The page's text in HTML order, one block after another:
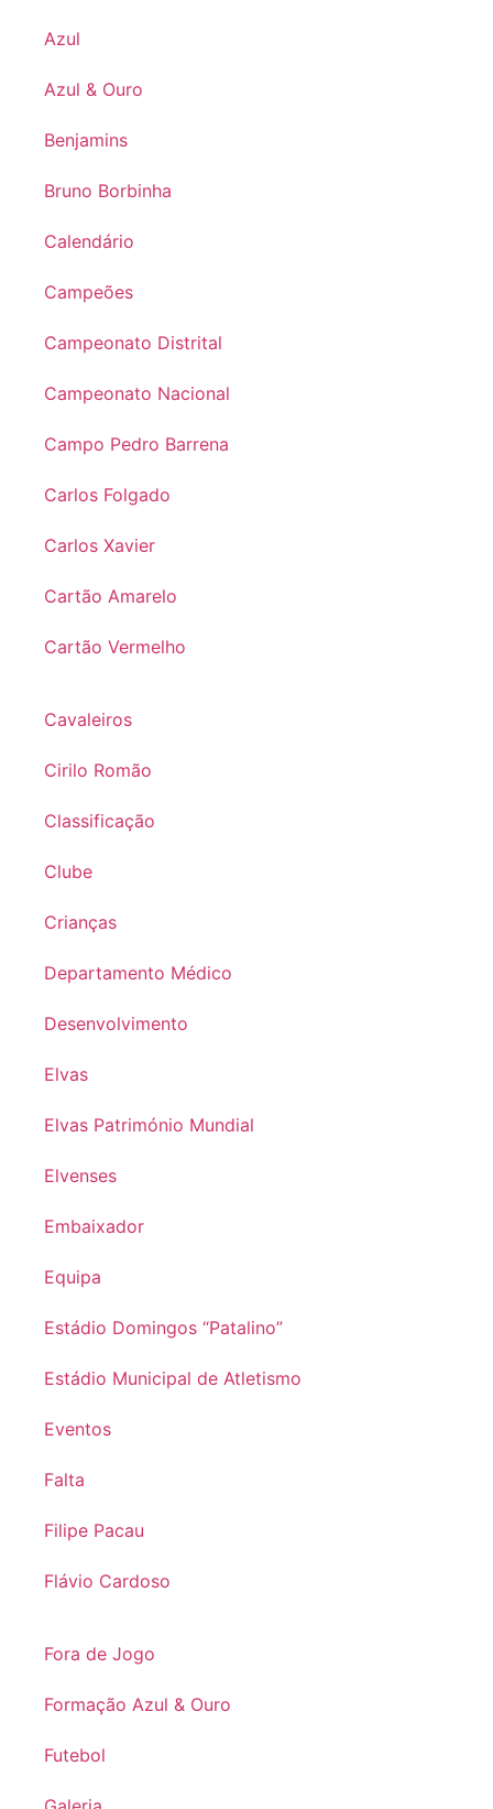
Azul
Azul & Ouro
Benjamins
Bruno Borbinha
Calendário
Campeões
Campeonato Distrital
Campeonato Nacional
Campo Pedro Barrena
Carlos Folgado
Carlos Xavier
Cartão Amarelo
Cartão Vermelho
Cavaleiros
Cirilo Romão
Classificação
Clube
Crianças
Departamento Médico
Desenvolvimento
Elvas
Elvas Património Mundial
Elvenses
Embaixador
Equipa
Estádio Domingos “Patalino”
Estádio Municipal de Atletismo
Eventos
Falta
Filipe Pacau
Flávio Cardoso
Fora de Jogo
Formação Azul & Ouro
Futebol